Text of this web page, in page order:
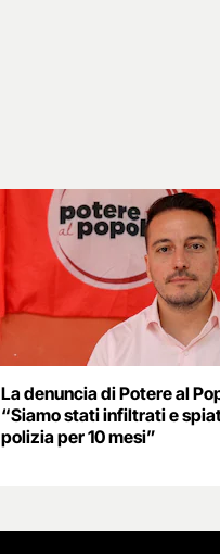
La denuncia di Potere al
“Siamo stati infiltrati e
polizia per 10 mesi”